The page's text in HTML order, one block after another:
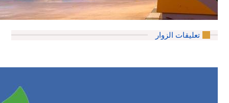
تعليقات الزوار